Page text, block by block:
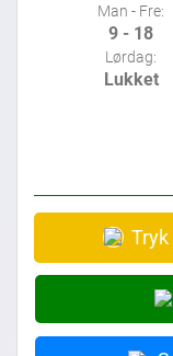
Man - Fre:
9 - 18
Lørdag:
Lukket
Tryk